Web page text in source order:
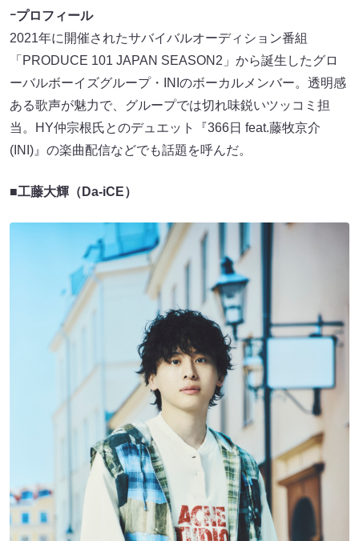
ｰプロフィール
2021年に開催されたサバイバルオーディション番組
「PRODUCE 101 JAPAN SEASON2」から誕生したグロ
ーバルボーイズグループ・INIのボーカルメンバー。透明感
ある歌声が魅力で、グループでは切れ味鋭いツッコミ担
当。HY仲宗根氏とのデュエット『366日 feat.藤牧京介
(INI)』の楽曲配信などでも話題を呼んだ。
■工藤大輝（Da-iCE）